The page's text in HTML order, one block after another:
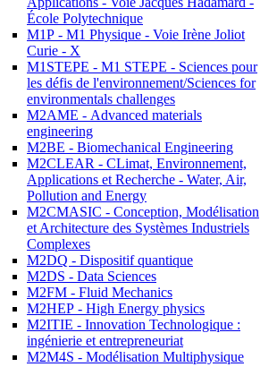
École Polytechnique
M1P - M1 Physique - Voie Irène Joliot
Curie - X
M1STEPE - M1 STEPE - Sciences pour
les défis de l'environnement/Sciences for
environmentals challenges
M2AME - Advanced materials
engineering
M2BE - Biomechanical Engineering
M2CLEAR - CLimat, Environnement,
Applications et Recherche - Water, Air,
Pollution and Energy
M2CMASIC - Conception, Modélisation
et Architecture des Systèmes Industriels
Complexes
M2DQ - Dispositif quantique
M2DS - Data Sciences
M2FM - Fluid Mechanics
M2HEP - High Energy physics
M2ITIE - Innovation Technologique :
ingénierie et entrepreneuriat
M2M4S - Modélisation Multiphysique